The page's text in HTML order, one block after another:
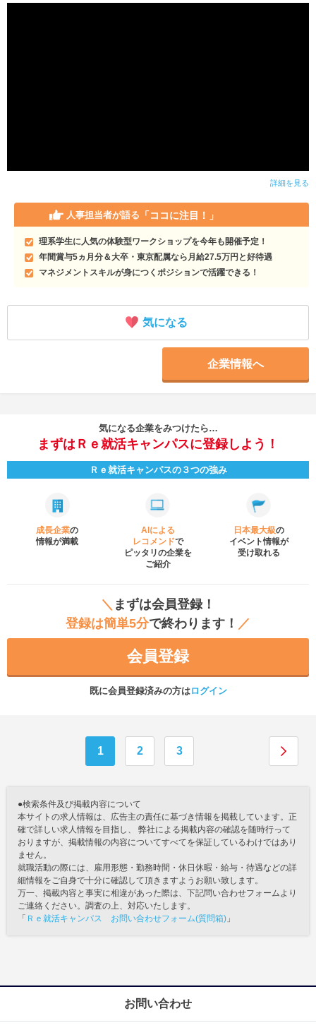
詳細を見る
人事担当者が語る 「ココに注目！」
理系学生に人気の体験型ワークショップを今年も開催予定！
年間賞与5ヵ月分＆大卒・東京配属なら月給27.5万円と好待遇
マネジメントスキルが身につくポジションで活躍できる！
気になる
企業情報へ
気になる企業をみつけたら…
まずはＲｅ就活キャンパスに登録しよう！
Ｒｅ就活キャンパスの３つの強み
成長企業の
情報が満載
AIによる
レコメンドで
ピッタリの企業を
ご紹介
日本最大級の
イベント情報が
受け取れる
＼ まずは会員登録！
登録は簡単5分で終わります！ ／
会員登録
既に会員登録済みの方はログイン
1 2 3
●検索条件及び掲載内容について
本サイトの求人情報は、広告主の責任に基づき情報を掲載しています。正
確で詳しい求人情報を目指し、 弊社による掲載内容の確認を随時行って
おりますが、掲載情報の内容についてすべてを保証しているわけではあり
ません。
就職活動の際には、雇用形態・勤務時間・休日休暇・給与・待遇などの詳
細情報をご自身で十分に確認して頂きますようお願い致します。
万一、掲載内容と事実に相違があった際は、下記問い合わせフォームより
ご連絡ください。調査の上、対応いたします。
「 Ｒｅ就活キャンパス お問い合わせフォーム(質問箱) 」
お問い合わせ